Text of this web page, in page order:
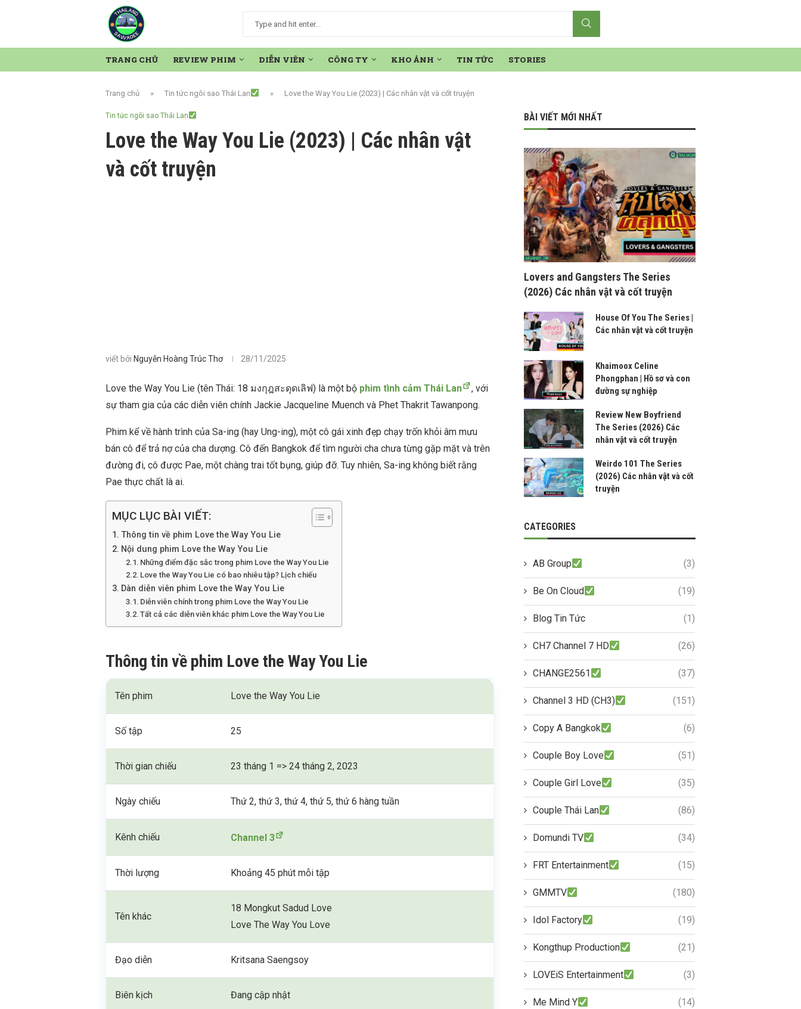
TRANG CHỦ REVIEW PHIM DIỄN VIÊN CÔNG TY KHO ẢNH TIN TỨC STORIES
Trang chủ » Tin tức ngôi sao Thái Lan » Love the Way You Lie (2023) | Các nhân vật và cốt truyện
Tin tức ngôi sao Thái Lan
Love the Way You Lie (2023) | Các nhân vật
và cốt truyện
viết bởi Nguyễn Hoàng Trúc Thơ 28/11/2025
Love the Way You Lie (tên Thái: 18 มงกุฎสะดุดเลิฟ) là một bộ phim tình cảm Thái Lan
, với
sự tham gia của các diễn viên chính Jackie Jacqueline Muench và Phet Thakrit Tawanpong.
Phim kể về hành trình của Sa-ing (hay Ung-ing), một cô gái xinh đẹp chạy trốn khỏi âm mưu
bán cô để trả nợ của cha dượng. Cô đến Bangkok để tìm người cha chưa từng gặp mặt và trên
đường đi, cô được Pae, một chàng trai tốt bụng, giúp đỡ. Tuy nhiên, Sa-ing không biết rằng
Pae thực chất là ai.
MỤC LỤC BÀI VIẾT:
Thông tin về phim Love the Way You Lie
Nội dung phim Love the Way You Lie
Những điểm đặc sắc trong phim Love the Way You Lie
Love the Way You Lie có bao nhiêu tập? Lịch chiếu
Dàn diễn viên phim Love the Way You Lie
Diễn viên chính trong phim Love the Way You Lie
Tất cả các diễn viên khác phim Love the Way You Lie
Thông tin về phim Love the Way You Lie
Tên phim Love the Way You Lie
Số tập 25
Thời gian chiếu 23 tháng 1 => 24 tháng 2, 2023
Ngày chiếu Thứ 2, thứ 3, thứ 4, thứ 5, thứ 6 hàng tuần
Kênh chiếu Channel 3
Thời lượng Khoảng 45 phút mỗi tập
Tên khác
18 Mongkut Sadud Love
Love The Way You Love
Đạo diễn Kritsana Saengsoy
Biên kịch Đang cập nhật
BÀI VIẾT MỚI NHẤT
Lovers and Gangsters The Series
(2026) Các nhân vật và cốt truyện
House Of You The Series |
Các nhân vật và cốt truyện
Khaimoox Celine
Phongphan | Hồ sơ và con
đường sự nghiệp
Review New Boyfriend
The Series (2026) Các
nhân vật và cốt truyện
Weirdo 101 The Series
(2026) Các nhân vật và cốt
truyện
CATEGORIES
AB Group (3)
Be On Cloud (19)
Blog Tin Tức (1)
CH7 Channel 7 HD (26)
CHANGE2561 (37)
Channel 3 HD (CH3) (151)
Copy A Bangkok (6)
Couple Boy Love (51)
Couple Girl Love (35)
Couple Thái Lan (86)
Domundi TV (34)
FRT Entertainment (15)
GMMTV (180)
Idol Factory (19)
Kongthup Production (21)
LOVEiS Entertainment (3)
Me Mind Y (14)